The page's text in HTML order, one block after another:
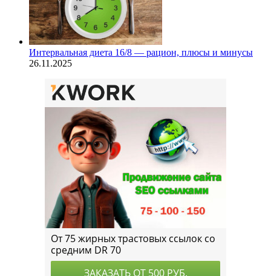
Интервальная диета 16/8 — рацион, плюсы и минусы
26.11.2025